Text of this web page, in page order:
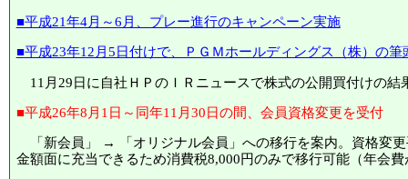
■平成21年4月～6月、プレー進行のキャンペーン実施
■平成23年12月5日付けで、ＰＧＭホールディングス（株）の筆
11月29日に自社ＨＰのＩＲニュースで株式の公開買付けの結
■平成26年8月1日～同年11月30日の間、会員資格変更を受付
「新会員」 → 「オリジナル会員」への移行を案内。資格変
金額面に充当できるため消費税8,000円のみで移行可能（年会